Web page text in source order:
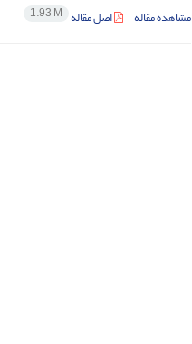
مشاهده مقاله اصل مقاله 1.93 M